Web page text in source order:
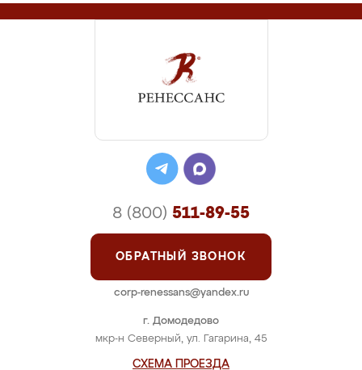
г. Домодедово
мкр-н Северный, ул. Гагарина, 45
СХЕМА ПРОЕЗДА
8 (800) 511-89-55
ОБРАТНЫЙ ЗВОНОК
corp-renessans@yandex.ru